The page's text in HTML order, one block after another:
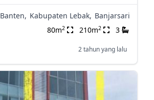
Banten, Kabupaten Lebak, Banjarsari
80m2 210m2 3
2 tahun yang lalu